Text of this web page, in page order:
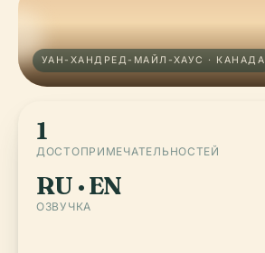
УАН-ХАНДРЕД-МАЙЛ-ХАУС · КАНАДА
1
ДОСТОПРИМЕЧАТЕЛЬНОСТЕЙ
RU · EN
ОЗВУЧКА